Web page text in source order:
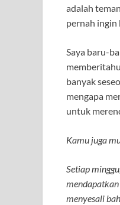
adalah
pernah ingin
Saya baru-
banyak
mengapa
untuk
Kamu juga
Setiap
menyesali